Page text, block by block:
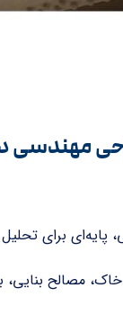
مهندسی
برای
مصالح